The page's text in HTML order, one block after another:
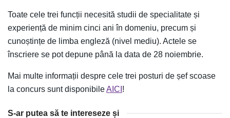
Toate cele trei funcții necesită studii de specialitate și
experiență de minim cinci ani în domeniu, precum și
cunoștințe de limba engleză (nivel mediu). Actele se
înscriere se pot depune până la data de 28 noiembrie.
Mai multe informații despre cele trei posturi de șef scoase
la concurs sunt disponibileAICI !
S-ar putea să te intereseze și